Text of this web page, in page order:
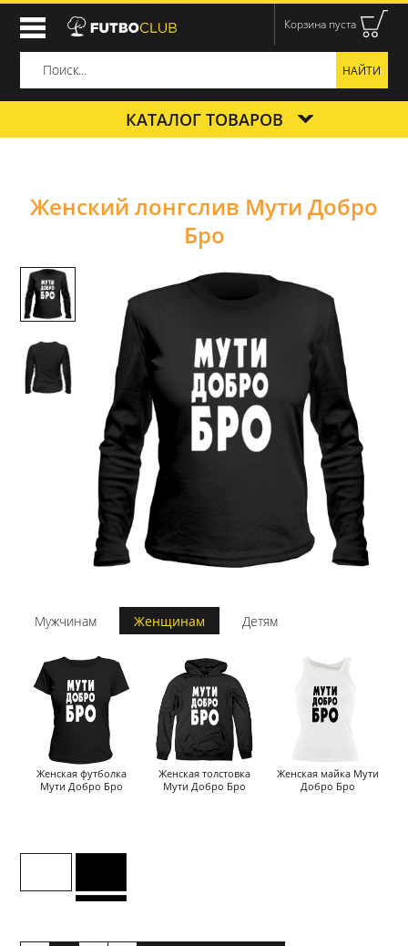
Корзина пуста
КАТАЛОГ ТОВАРОВ
Женский лонгслив Мути Добро
Бро
Мужчинам Женщинам Детям
Женская футболка
Мути Добро Бро
Женская толстовка
Мути Добро Бро
Женская майка Мути
Добро Бро